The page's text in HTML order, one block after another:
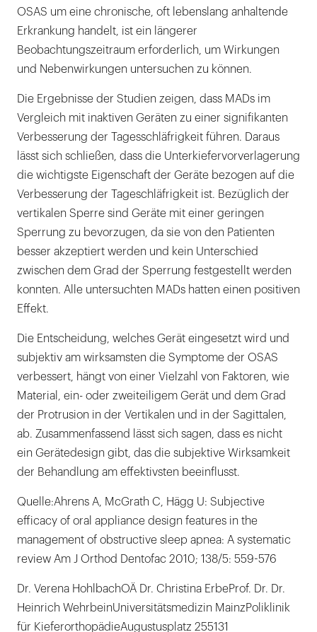
OSAS um eine chronische, oft lebenslang anhaltende
Erkrankung handelt, ist ein längerer
Beobachtungszeitraum erforderlich, um Wirkungen
und Nebenwirkungen untersuchen zu können.
Die Ergebnisse der Studien zeigen, dass MADs im
Vergleich mit inaktiven Geräten zu einer signifikanten
Verbesserung der Tagesschläfrigkeit führen. Daraus
lässt sich schließen, dass die Unterkiefervorverlagerung
die wichtigste Eigenschaft der Geräte bezogen auf die
Verbesserung der Tageschläfrigkeit ist. Bezüglich der
vertikalen Sperre sind Geräte mit einer geringen
Sperrung zu bevorzugen, da sie von den Patienten
besser akzeptiert werden und kein Unterschied
zwischen dem Grad der Sperrung festgestellt werden
konnten. Alle untersuchten MADs hatten einen positiven
Effekt.
Die Entscheidung, welches Gerät eingesetzt wird und
subjektiv am wirksamsten die Symptome der OSAS
verbessert, hängt von einer Vielzahl von Faktoren, wie
Material, ein- oder zweiteiligem Gerät und dem Grad
der Protrusion in der Vertikalen und in der Sagittalen,
ab. Zusammenfassend lässt sich sagen, dass es nicht
ein Gerätedesign gibt, das die subjektive Wirksamkeit
der Behandlung am effektivsten beeinflusst.
Quelle:Ahrens A, McGrath C, Hägg U: Subjective
efficacy of oral appliance design features in the
management of obstructive sleep apnea: A systematic
review Am J Orthod Dentofac 2010; 138/5: 559-576
Dr. Verena HohlbachOÄ Dr. Christina ErbeProf. Dr. Dr.
Heinrich WehrbeinUniversitätsmedizin MainzPoliklinik
für KieferorthopädieAugustusplatz 255131